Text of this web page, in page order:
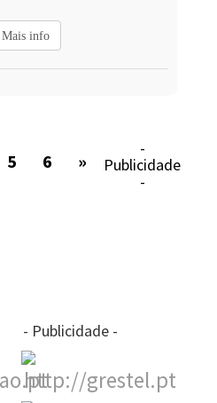
Mais info
5 6 »
-
Publicidade
-
- Publicidade -